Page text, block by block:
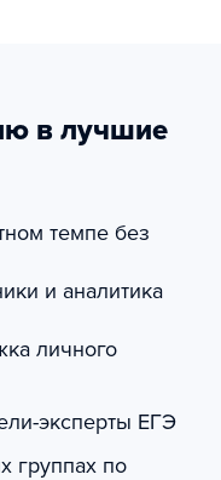
в лучшие
темпе без
и аналитика
личного
эксперты ЕГЭ
группах по